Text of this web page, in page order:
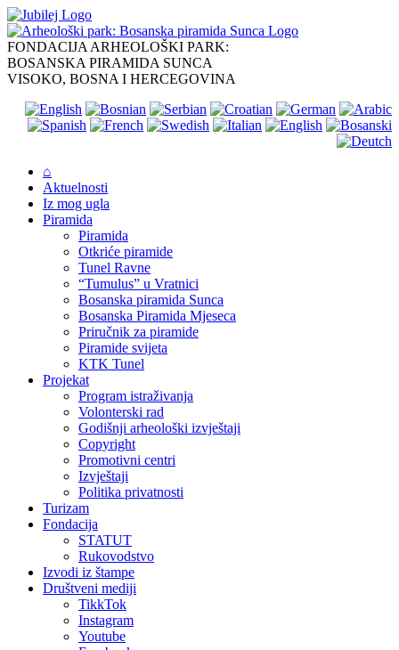
Skip
to
content
FONDACIJA ARHEOLOŠKI PARK:
BOSANSKA PIRAMIDA SUNCA
VISOKO, BOSNA I HERCEGOVINA
⌂
Aktuelnosti
Iz mog ugla
Piramida
Piramida
Otkriće piramide
Tunel Ravne
“Tumulus” u Vratnici
Bosanska piramida Sunca
Bosanska Piramida Mjeseca
Priručnik za piramide
Piramide svijeta
KTK Tunel
Projekat
Program istraživanja
Volonterski rad
Godišnji arheološki izvještaji
Copyright
Promotivni centri
Izvještaji
Politika privatnosti
Turizam
Fondacija
STATUT
Rukovodstvo
Izvodi iz štampe
Društveni mediji
TikkTok
Instagram
Youtube